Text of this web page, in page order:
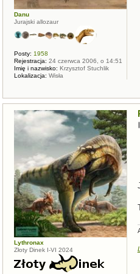
Danu
Jurajski allozaur
Posty: 1958
Rejestracja: 24 czerwca 2006, o 14:51
Imię i nazwisko: Krzysztof Stuchlik
Lokalizacja: Wisła
Lythronax
Złoty Dinek I-VI 2024